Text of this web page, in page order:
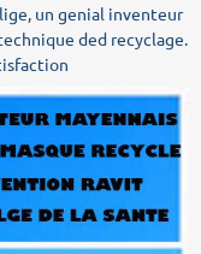
un genial inventeur
ded recyclage.